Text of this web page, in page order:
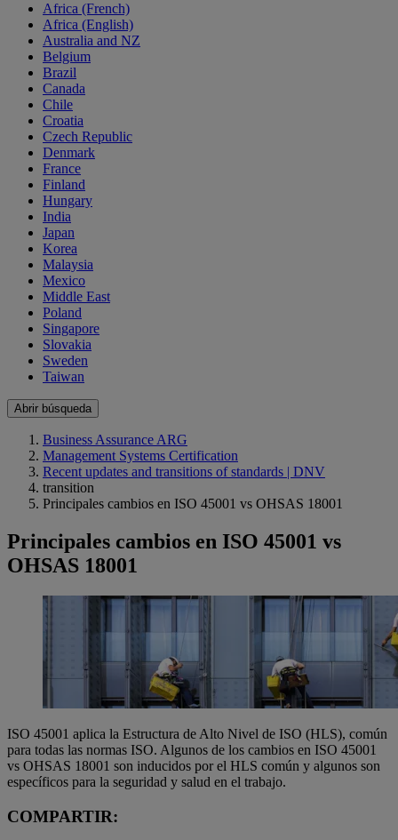
Africa (French)
Africa (English)
Australia and NZ
Belgium
Brazil
Canada
Chile
Croatia
Czech Republic
Denmark
France
Finland
Hungary
India
Japan
Korea
Malaysia
Mexico
Middle East
Poland
Singapore
Slovakia
Sweden
Taiwan
Abrir búsqueda
Business Assurance ARG
Management Systems Certification
Recent updates and transitions of standards | DNV
transition
Principales cambios en ISO 45001 vs OHSAS 18001
Principales cambios en ISO 45001 vs
OHSAS 18001
ISO 45001 aplica la Estructura de Alto Nivel de ISO (HLS), común
para todas las normas ISO. Algunos de los cambios en ISO 45001
vs OHSAS 18001 son inducidos por el HLS común y algunos son
específicos para la seguridad y salud en el trabajo.
COMPARTIR: